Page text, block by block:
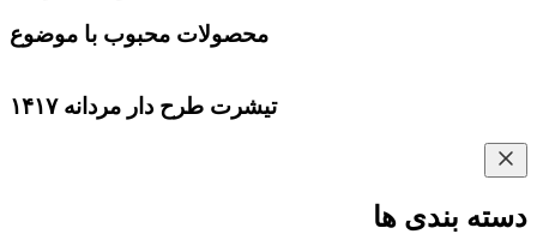
محصولات محبوب با موضوع
تیشرت طرح دار مردانه ۱۴۱۷
دسته بندی ها